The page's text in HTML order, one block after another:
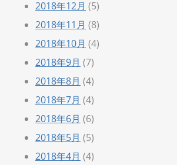
2018年12月 (5)
2018年11月 (8)
2018年10月 (4)
2018年9月 (7)
2018年8月 (4)
2018年7月 (4)
2018年6月 (6)
2018年5月 (5)
2018年4月 (4)